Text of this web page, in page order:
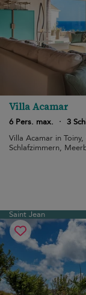
Villa Acamar
6 Pers. max. · 3
Villa Acamar in
Schlafzimmern,
Saint Jean